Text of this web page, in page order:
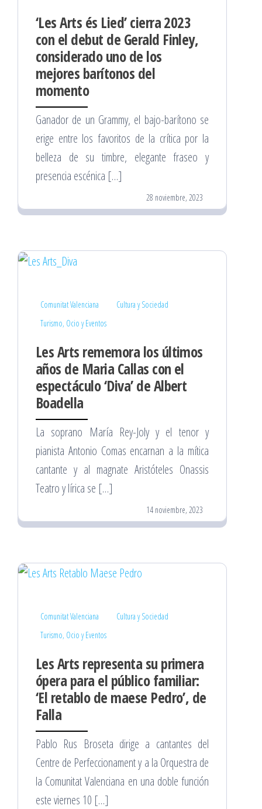
‘Les Arts és Lied’ cierra 2023
con el debut de Gerald Finley,
considerado uno de los
mejores barítonos del
momento
Ganador de un Grammy, el bajo-barítono se
erige entre los favoritos de la crítica por la
belleza de su timbre, elegante fraseo y
presencia escénica […]
28 noviembre, 2023
Comunitat Valenciana
Cultura y Sociedad
Turismo, Ocio y Eventos
Les Arts rememora los últimos
años de Maria Callas con el
espectáculo ‘Diva’ de Albert
Boadella
La soprano María Rey-Joly y el tenor y
pianista Antonio Comas encarnan a la mítica
cantante y al magnate Aristóteles Onassis
Teatro y lírica se […]
14 noviembre, 2023
Comunitat Valenciana
Cultura y Sociedad
Turismo, Ocio y Eventos
Les Arts representa su primera
ópera para el público familiar:
‘El retablo de maese Pedro’, de
Falla
Pablo Rus Broseta dirige a cantantes del
Centre de Perfeccionament y a la Orquestra de
la Comunitat Valenciana en una doble función
este viernes 10 […]